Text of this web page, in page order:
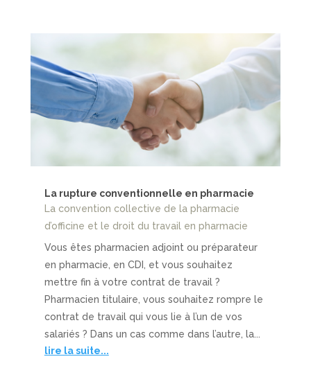
La rupture conventionnelle en pharmacie
La convention collective de la pharmacie
d’officine et le droit du travail en pharmacie
Vous êtes pharmacien adjoint ou préparateur
en pharmacie, en CDI, et vous souhaitez
mettre fin à votre contrat de travail ?
Pharmacien titulaire, vous souhaitez rompre le
contrat de travail qui vous lie à l’un de vos
salariés ? Dans un cas comme dans l’autre, la...
lire la suite...